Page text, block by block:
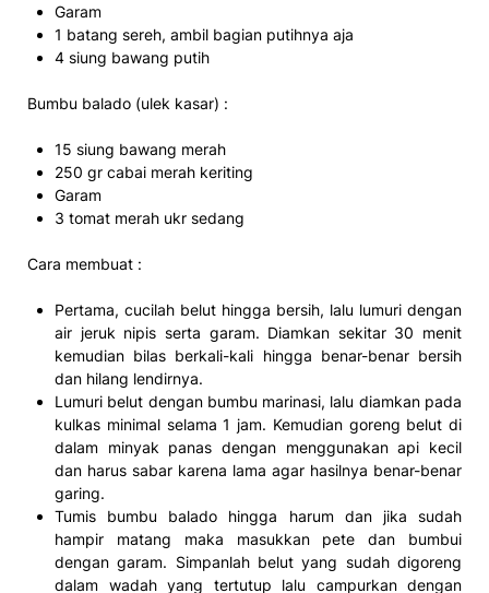
Garam
1 batang sereh, ambil bagian putihnya aja
4 siung bawang putih
Bumbu balado (ulek kasar) :
15 siung bawang merah
250 gr cabai merah keriting
Garam
3 tomat merah ukr sedang
Cara membuat :
Pertama, cucilah belut hingga bersih, lalu lumuri dengan
air jeruk nipis serta garam. Diamkan sekitar 30 menit
kemudian bilas berkali-kali hingga benar-benar bersih
dan hilang lendirnya.
Lumuri belut dengan bumbu marinasi, lalu diamkan pada
kulkas minimal selama 1 jam. Kemudian goreng belut di
dalam minyak panas dengan menggunakan api kecil
dan harus sabar karena lama agar hasilnya benar-benar
garing.
Tumis bumbu balado hingga harum dan jika sudah
hampir matang maka masukkan pete dan bumbui
dengan garam. Simpanlah belut yang sudah digoreng
dalam wadah yang tertutup lalu campurkan dengan